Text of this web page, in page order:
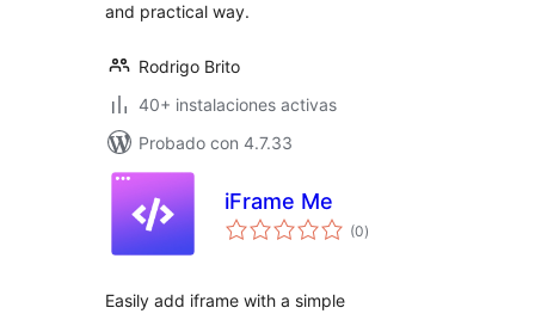
and practical way.
Rodrigo Brito
40+ instalaciones activas
Probado con 4.7.33
iFrame Me
(0valoraciones
en
)
Easily add iframe with a simple